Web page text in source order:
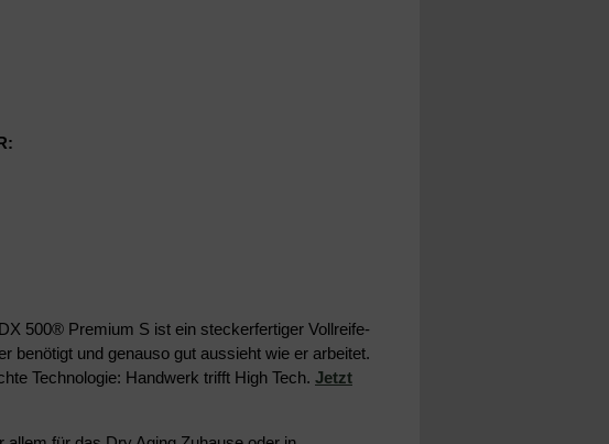
500® Premium S ist ein steckerfertiger Vollreife-
benötigt und genauso gut aussieht wie er arbeitet.
Technologie: Handwerk trifft High Tech. Jetzt